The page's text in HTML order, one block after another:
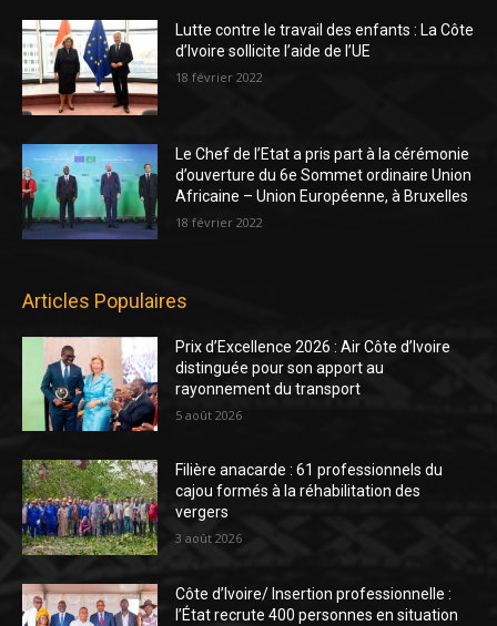
Lutte contre le travail des enfants : La Côte
d’Ivoire sollicite l’aide de l’UE
18 février 2022
Le Chef de l’Etat a pris part à la cérémonie
d’ouverture du 6e Sommet ordinaire Union
Africaine – Union Européenne, à Bruxelles
18 février 2022
Articles Populaires
Prix d’Excellence 2026 : Air Côte d’Ivoire
distinguée pour son apport au
rayonnement du transport
5 août 2026
Filière anacarde : 61 professionnels du
cajou formés à la réhabilitation des
vergers
3 août 2026
Côte d’Ivoire/ Insertion professionnelle :
l’État recrute 400 personnes en situation